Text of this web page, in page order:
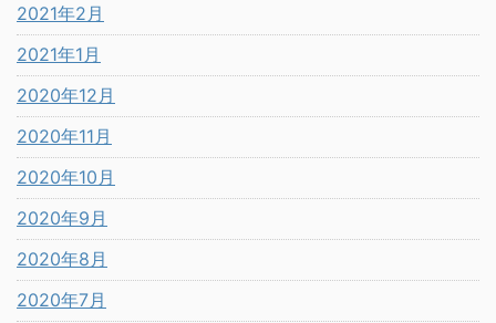
2021年2月
2021年1月
2020年12月
2020年11月
2020年10月
2020年9月
2020年8月
2020年7月